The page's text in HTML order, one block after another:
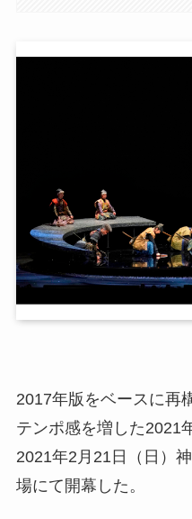
2017年版をベースに再
テンポ感を増した2021
2021年2月21日（日）
場にて開幕した。